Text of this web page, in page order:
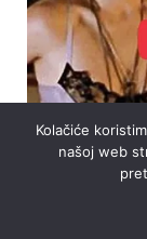
Kolačiće
našoj web